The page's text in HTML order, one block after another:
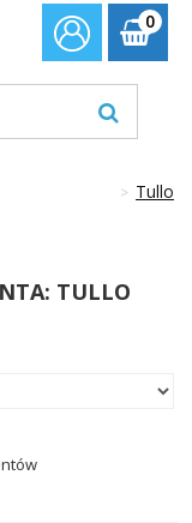
0
Tullo
TULLO